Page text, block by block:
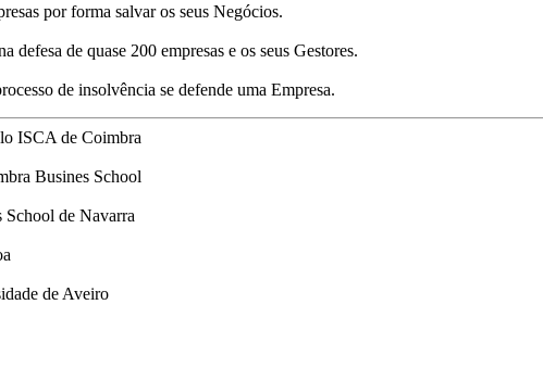
por forma salvar os seus Negócios.
de quase 200 empresas e os seus Gestores.
de insolvência se defende uma Empresa.
ISCA de Coimbra
Busines School
School de Navarra
de Aveiro